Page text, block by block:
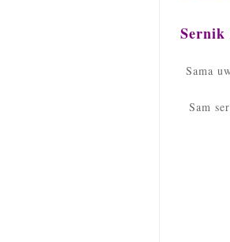
Sernik
Sama
Sam